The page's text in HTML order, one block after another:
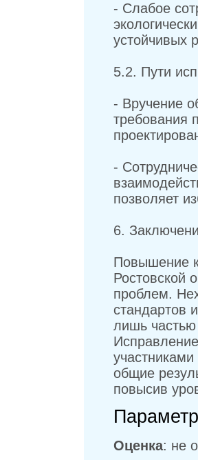
- Слабое
устойчивых
5.2. Пути
- Вручение
требования
-
позволяет
6.
Повышение
Ростовской
проблем.
стандартов
лишь
общие
повысив
Оценка: не